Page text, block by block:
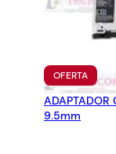
OFERTA
EN
ADAPTADOR
9.5mm